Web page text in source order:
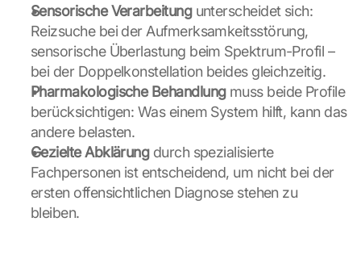
Sensorische Verarbeitung unterscheidet sich:
Reizsuche bei der Aufmerksamkeitsstörung,
sensorische Überlastung beim Spektrum-Profil –
bei der Doppelkonstellation beides gleichzeitig.
Pharmakologische Behandlung muss beide Profile
berücksichtigen: Was einem System hilft, kann das
andere belasten.
Gezielte Abklärung durch spezialisierte
Fachpersonen ist entscheidend, um nicht bei der
ersten offensichtlichen Diagnose stehen zu
bleiben.
t
r
a
g
e
u
n
d
C
o
k